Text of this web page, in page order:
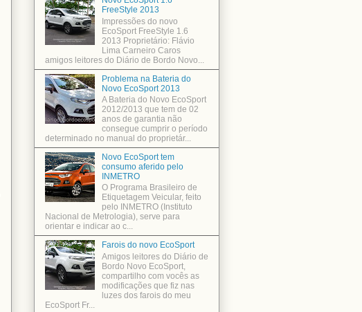
FreeStyle 2013
Impressões do novo
EcoSport FreeStyle 1.6
2013 Proprietário: Flávio
Lima Carneiro Caros
amigos leitores do Diário de Bordo Novo...
Problema na Bateria do
Novo EcoSport 2013
A Bateria do Novo EcoSport
2012/2013 que tem de 02
anos de garantia não
consegue cumprir o período
determinado no manual do proprietár...
Novo EcoSport tem
consumo aferido pelo
INMETRO
O Programa Brasileiro de
Etiquetagem Veicular, feito
pelo INMETRO (Instituto
Nacional de Metrologia), serve para
orientar e indicar ao c...
Farois do novo EcoSport
Amigos leitores do Diário de
Bordo Novo EcoSport,
compartilho com vocês as
modificações que fiz nas
luzes dos farois do meu
EcoSport Fr...